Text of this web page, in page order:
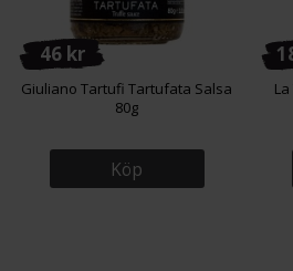
46 kr
Giuliano Tartufi Tartufata Salsa
80g
Köp